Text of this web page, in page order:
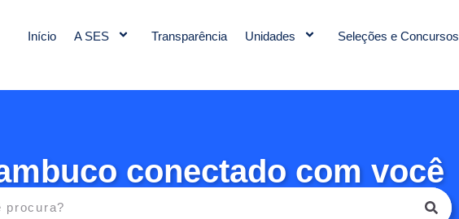
Início
A SES Transparência Unidades Seleções e Concursos
conectado com você